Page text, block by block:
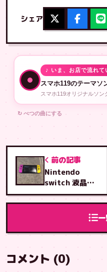
シェア
♪ いま、お店で流れて
スマホ119のテーマソ
スマホ119オリジナルソン
↻ べつの曲にする
前の記事
Nintendo
switch 液晶交
換修理
コメント (0)